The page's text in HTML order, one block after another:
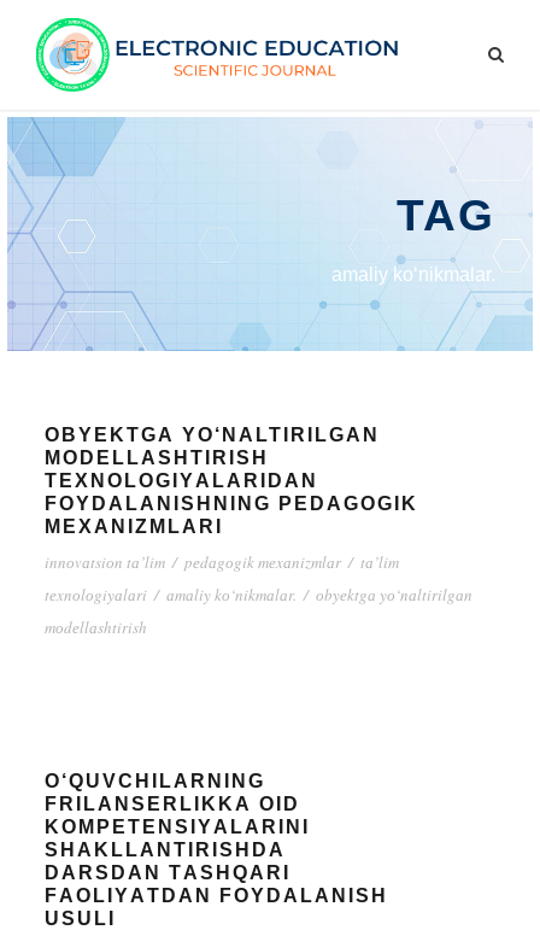
TAG
аmаliy kо‘nikmаlаr.
ОBYЕKTGА YО‘NАLTIRILGАN
MОDЕLLАSHTIRISH
TЕXNОLОGIYАLАRIDАN
FОYDАLАNISHNING PЕDАGОGIK
MЕXАNIZMLАRI
innоvаtsiоn tа’lim / pеdаgоgik mеxаnizmlаr / tа’lim
tеxnоlоgiyаlаri / аmаliy kо‘nikmаlаr. / оbyеktgа yо‘nаltirilgаn
mоdеllаshtirish
О‘QUVСHILАRNING
FRILАNSЕRLIKKА ОID
KОMPЕTЕNSIYАLАRINI
SHАKLLАNTIRISHDА
DАRSDАN TАSHQАRI
FАОLIYАTDАN FОYDАLАNISH
USULI